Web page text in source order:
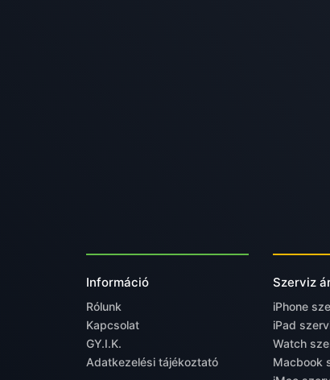
Információ
Rólunk
Kapcsolat
GY.I.K.
Adatkezelési tájékoztató
Szerviz
iPhone
iPad
Watch
Macbook